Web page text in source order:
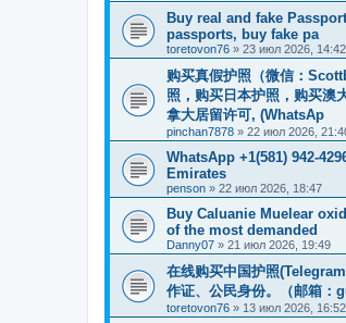
Buy real and fake
passports, buy fake pa
toretovon76 » 23 июл 2026, 14:42
购买真假护照（微信：
照，购买日本护照，购买澳
拿大居留许可, (WhatsAp
pinchan7878 » 22 июл 2026,
WhatsApp +1(581) 942-
Emirates
penson » 22 июл 2026, 18:47
Buy Caluanie Muelear
of the most demanded
Danny07 » 21 июл 2026, 19:49
在线购买中国护照
作证、公民身份。（邮箱：
toretovon76 » 13 июл 2026, 16:52